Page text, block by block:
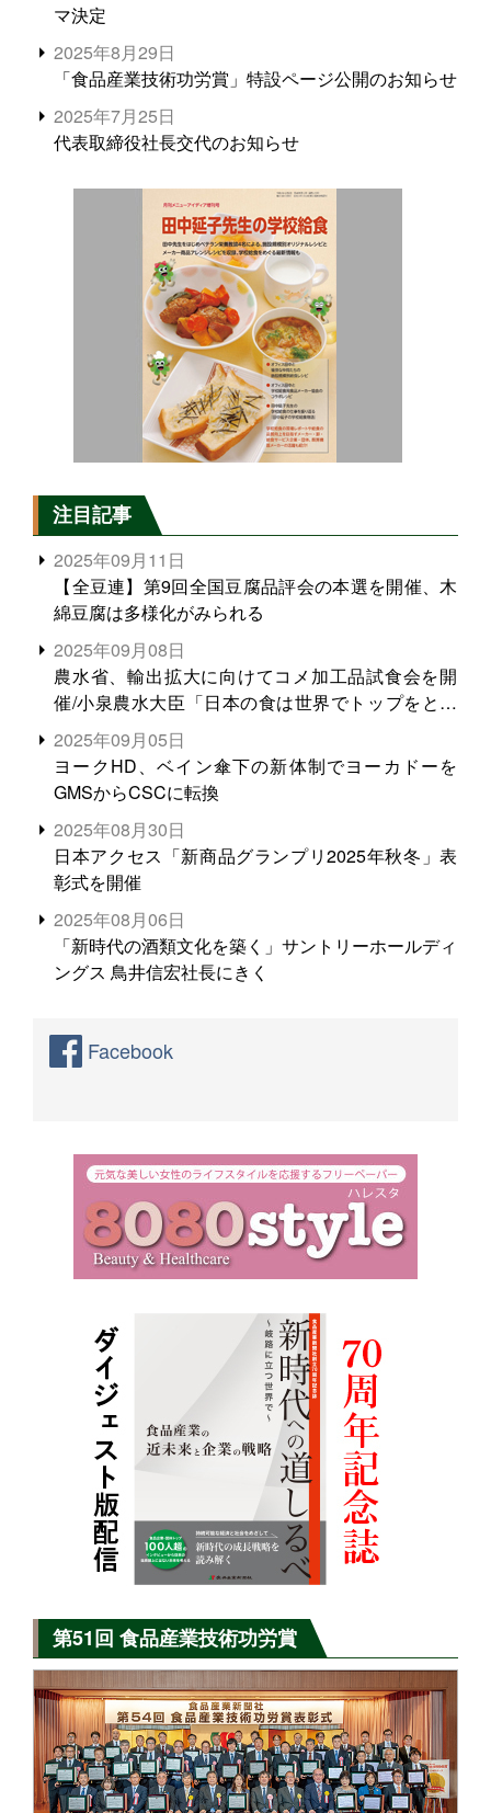
マ決定
2025年8月29日
「食品産業技術功労賞」特設ページ公開のお知らせ
2025年7月25日
代表取締役社長交代のお知らせ
注目記事
2025年09月11日
【全豆連】第9回全国豆腐品評会の本選を開催、木
綿豆腐は多様化がみられる
2025年09月08日
農水省、輸出拡大に向けてコメ加工品試食会を開
催/小泉農水大臣「日本の食は世界でトップをとれ
る。米増産に向けて、米輸出需要の拡大を」
2025年09月05日
ヨークHD、ベイン傘下の新体制でヨーカドーを
GMSからCSCに転換
2025年08月30日
日本アクセス「新商品グランプリ2025年秋冬」表
彰式を開催
2025年08月06日
「新時代の酒類文化を築く」サントリーホールディ
ングス 鳥井信宏社長にきく
Facebook
第51回 食品産業技術功労賞